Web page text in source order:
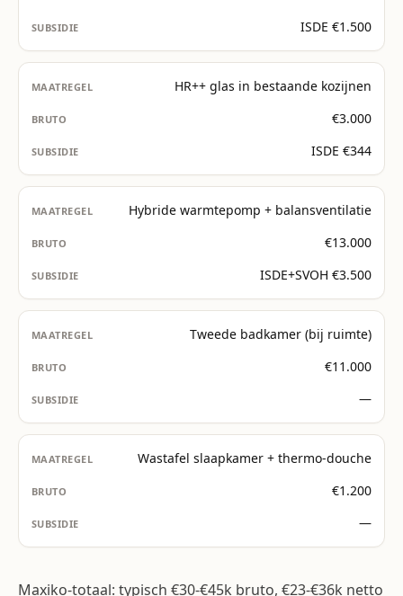
ISDE €1.500
HR++ glas in bestaande kozijnen
€3.000
ISDE €344
Hybride warmtepomp + balansventilatie
€13.000
ISDE+SVOH €3.500
Tweede badkamer (bij ruimte)
€11.000
—
Wastafel slaapkamer + thermo-douche
€1.200
—
Maxiko-totaal: typisch €30-€45k bruto, €23-€36k netto